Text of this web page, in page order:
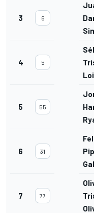
3 6
4 5
5 55
6 31
7 77